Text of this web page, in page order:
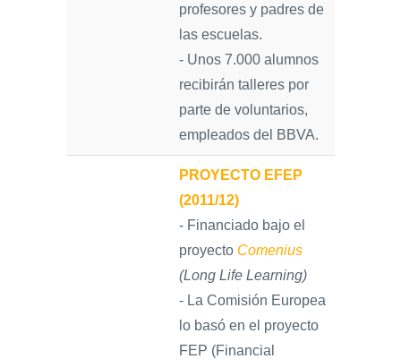
profesores y padres de
las escuelas.
- Unos 7.000 alumnos
recibirán talleres por
parte de voluntarios,
empleados del BBVA.
PROYECTO EFEP
(2011/12)
- Financiado bajo el
proyecto Comenius
(Long Life Learning)
- La Comisión Europea
lo basó en el proyecto
FEP (Financial